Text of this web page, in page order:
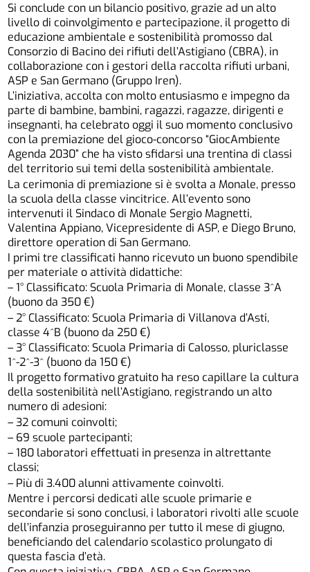
Si conclude con un bilancio positivo, grazie ad un alto
livello di coinvolgimento e partecipazione, il progetto di
educazione ambientale e sostenibilità promosso dal
Consorzio di Bacino dei rifiuti dell’Astigiano (CBRA), in
collaborazione con i gestori della raccolta rifiuti urbani,
ASP e San Germano (Gruppo Iren).
L’iniziativa, accolta con molto entusiasmo e impegno da
parte di bambine, bambini, ragazzi, ragazze, dirigenti e
insegnanti, ha celebrato oggi il suo momento conclusivo
con la premiazione del gioco-concorso “GiocAmbiente
Agenda 2030” che ha visto sfidarsi una trentina di classi
del territorio sui temi della sostenibilità ambientale.
La cerimonia di premiazione si è svolta a Monale, presso
la scuola della classe vincitrice. All’evento sono
intervenuti il Sindaco di Monale Sergio Magnetti,
Valentina Appiano, Vicepresidente di ASP, e Diego Bruno,
direttore operation di San Germano.
I primi tre classificati hanno ricevuto un buono spendibile
per materiale o attività didattiche:
– 1° Classificato: Scuola Primaria di Monale, classe 3^A
(buono da 350 €)
– 2° Classificato: Scuola Primaria di Villanova d’Asti,
classe 4^B (buono da 250 €)
– 3° Classificato: Scuola Primaria di Calosso, pluriclasse
1^-2^-3^ (buono da 150 €)
Il progetto formativo gratuito ha reso capillare la cultura
della sostenibilità nell’Astigiano, registrando un alto
numero di adesioni:
– 32 comuni coinvolti;
– 69 scuole partecipanti;
– 180 laboratori effettuati in presenza in altrettante
classi;
– Più di 3.400 alunni attivamente coinvolti.
Mentre i percorsi dedicati alle scuole primarie e
secondarie si sono conclusi, i laboratori rivolti alle scuole
dell’infanzia proseguiranno per tutto il mese di giugno,
beneficiando del calendario scolastico prolungato di
questa fascia d’età.